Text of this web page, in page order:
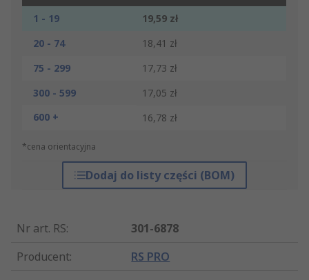
1 - 19
19,59 zł
20 - 74
18,41 zł
75 - 299
17,73 zł
300 - 599
17,05 zł
600 +
16,78 zł
*cena orientacyjna
Dodaj do listy części (BOM)
Nr art. RS:
301-6878
Producent: RS PRO